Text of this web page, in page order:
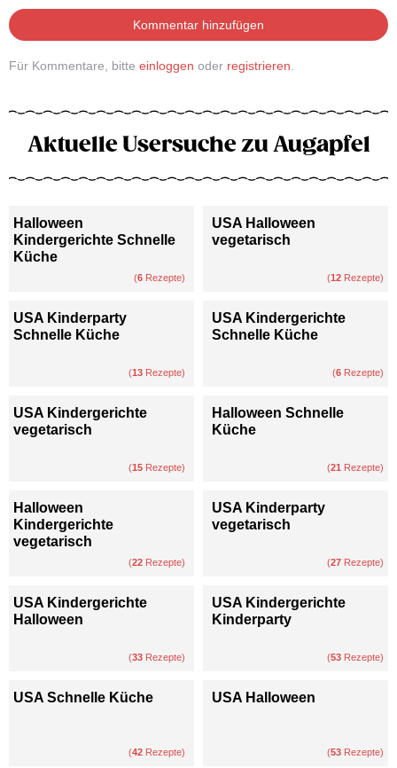
Kommentar hinzufügen
Für Kommentare, bitte einloggen oder registrieren
Aktuelle Usersuche zu Augapfel
Halloween
Kindergerichte Schnelle
Küche
(6 Rezepte)
USA Halloween
vegetarisch
(12 Rezepte)
USA Kinderparty
Schnelle Küche
(13 Rezepte)
USA Kindergerichte
Schnelle Küche
(6 Rezepte)
USA Kindergerichte
vegetarisch
(15 Rezepte)
Halloween Schnelle
Küche
(21 Rezepte)
Halloween
Kindergerichte
vegetarisch
(22 Rezepte)
USA Kinderparty
vegetarisch
(27 Rezepte)
USA Kindergerichte
Halloween
(33 Rezepte)
USA Kindergerichte
Kinderparty
(53 Rezepte)
USA Schnelle Küche
(42 Rezepte)
USA Halloween
(53 Rezepte)